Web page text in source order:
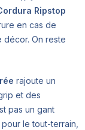
Ripstop
en cas de
On reste
rajoute un
et des
pas un gant
le tout-terrain,